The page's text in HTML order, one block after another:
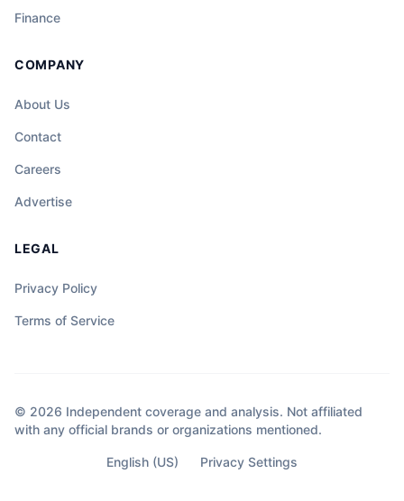
Finance
COMPANY
About Us
Contact
Careers
Advertise
LEGAL
Privacy Policy
Terms of Service
© 2026 Independent coverage and analysis. Not affiliated
with any official brands or organizations mentioned.
English (US) Privacy Settings